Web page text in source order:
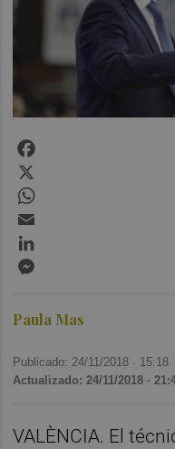
Paula Mas
Publicado: 24/11/2018 · 15:18
Actualizado: 24/11/2018 ·
VALÈNCIA. El